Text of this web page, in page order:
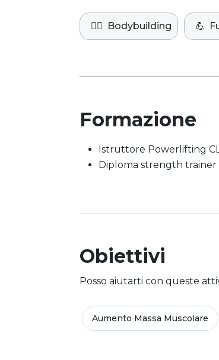
🏋️‍♀️ Bodybuilding 💪
Formazione
Istruttore Powerlifting
Diploma strength trainer
Obiettivi
Posso aiutarti con queste
Aumento Massa Muscolare